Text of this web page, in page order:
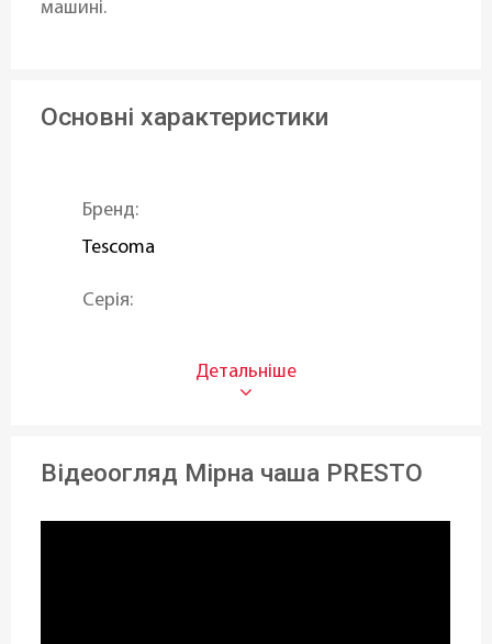
машині.
Основні характеристики
Бренд:
Tescoma
Серія:
Об'єм (л):
0,06 л
Відеоогляд Мірна чаша PRESTO